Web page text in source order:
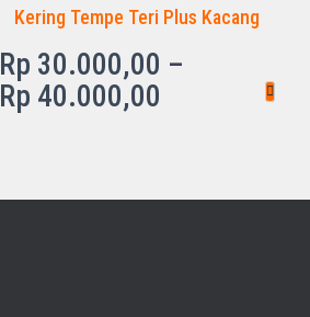
Kering Tempe Teri Plus Kacang
Rp 30.000,00 –
Rp 40.000,00
through